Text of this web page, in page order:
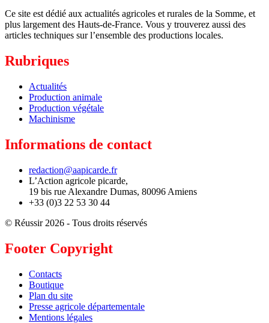
Ce site est dédié aux actualités agricoles et rurales de la Somme, et
plus largement des Hauts-de-France. Vous y trouverez aussi des
articles techniques sur l’ensemble des productions locales.
Rubriques
Actualités
Production animale
Production végétale
Machinisme
Informations de contact
redaction@aapicarde.fr
L’Action agricole picarde,
19 bis rue Alexandre Dumas, 80096 Amiens
+33 (0)3 22 53 30 44
© Réussir 2026 - Tous droits réservés
Footer Copyright
Contacts
Boutique
Plan du site
Presse agricole départementale
Mentions légales